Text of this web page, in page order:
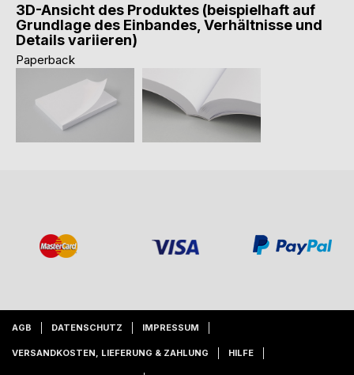
3D-Ansicht des Produktes (beispielhaft auf
Grundlage des Einbandes, Verhältnisse und
Details variieren)
Paperback
AGB DATENSCHUTZ IMPRESSUM
VERSANDKOSTEN, LIEFERUNG & ZAHLUNG HILFE